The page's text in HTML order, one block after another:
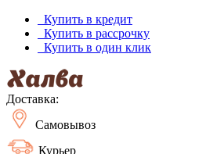
Купить в кредит
Купить в рассрочку
Купить в один клик
Доставка:
Самовывоз
Курьер